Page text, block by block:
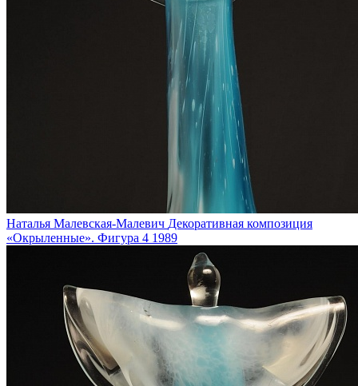
Наталья Малевская-Малевич Декоративная композиция
«Окрыленные». Фигура 4 1989